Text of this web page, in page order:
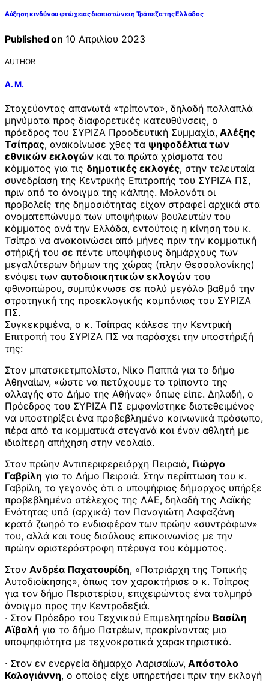
Αύξηση κινδύνου φτώχειας διαπιστώνει η Τράπεζα της Ελλάδος
Published on 10 Απριλίου 2023
AUTHOR
Α. Μ.
Στοχεύοντας απανωτά «τρίποντα», δηλαδή πολλαπλά
μηνύματα προς διαφορετικές κατευθύνσεις, ο
πρόεδρος του ΣΥΡΙΖΑ Προοδευτική Συμμαχία, Αλέξης
Τσίπρας, ανακοίνωσε χθες τα ψηφοδέλτια των
εθνικών εκλογών και τα πρώτα χρίσματα του
κόμματος για τις δημοτικές εκλογές, στην τελευταία
συνεδρίαση της Κεντρικής Επιτροπής του ΣΥΡΙΖΑ ΠΣ,
πριν από το άνοιγμα της κάλπης. Μολονότι οι
προβολείς της δημοσιότητας είχαν στραφεί αρχικά στα
ονοματεπώνυμα των υποψήφιων βουλευτών του
κόμματος ανά την Ελλάδα, εντούτοις η κίνηση του κ.
Τσίπρα να ανακοινώσει από μήνες πριν την κομματική
στήριξή του σε πέντε υποψήφιους δημάρχους των
μεγαλύτερων δήμων της χώρας (πλην Θεσσαλονίκης)
ενόψει των αυτοδιοικητικών εκλογών του
φθινοπώρου, συμπύκνωσε σε πολύ μεγάλο βαθμό την
στρατηγική της προεκλογικής καμπάνιας του ΣΥΡΙΖΑ
ΠΣ.
Συγκεκριμένα, ο κ. Τσίπρας κάλεσε την Κεντρική
Επιτροπή του ΣΥΡΙΖΑ ΠΣ να παράσχει την υποστήριξή
της:
Στον μπατσκετμπολίστα, Νίκο Παππά για το δήμο
Αθηναίων, «ώστε να πετύχουμε το τρίποντο της
αλλαγής στο Δήμο της Αθήνας» όπως είπε. Δηλαδή, ο
Πρόεδρος του ΣΥΡΙΖΑ ΠΣ εμφανίστηκε διατεθειμένος
να υποστηρίξει ένα προβεβλημένο κοινωνικά πρόσωπο,
πέρα από τα κομματικά στεγανά και έναν αθλητή με
ιδιαίτερη απήχηση στην νεολαία.
Στον πρώην Αντιπεριφερειάρχη Πειραιά, Γιώργο
Γαβρίλη για το Δήμο Πειραιά. Στην περίπτωση του κ.
Γαβρίλη, το γεγονός ότι ο υποψήφιος δήμαρχος υπήρξε
προβεβλημένο στέλεχος της ΛΑΕ, δηλαδή της Λαϊκής
Ενότητας υπό (αρχικά) τον Παναγιώτη Λαφαζάνη
κρατά ζωηρό το ενδιαφέρον των πρώην «συντρόφων»
του, αλλά και τους διαύλους επικοινωνίας με την
πρώην αριστερόστροφη πτέρυγα του κόμματος.
Στον Ανδρέα Παχατουρίδη, «Πατριάρχη της Τοπικής
Αυτοδιοίκησης», όπως τον χαρακτήρισε ο κ. Τσίπρας
για τον δήμο Περιστερίου, επιχειρώντας ένα τολμηρό
άνοιγμα προς την Κεντροδεξιά.
· Στον Πρόεδρο του Τεχνικού Επιμελητηρίου Βασίλη
Αϊβαλή για το δήμο Πατρέων, προκρίνοντας μια
υποψηφιότητα με τεχνοκρατικά χαρακτηριστικά.
· Στον εν ενεργεία δήμαρχο Λαρισαίων, Απόστολο
Καλογιάννη, ο οποίος είχε υπηρετήσει πριν την εκλογή